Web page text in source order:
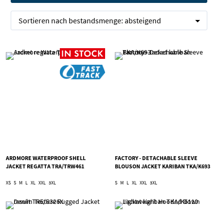
Sortieren nach bestandsmenge: absteigend
ARDMORE WATERPROOF SHELL
JACKET REGATTA TRA/TRW461
XS S M L XL XXL 3XL
FACTORY - DETACHABLE SLEEVE
BLOUSON JACKET KARIBAN TKA/K693
S M L XL XXL 3XL